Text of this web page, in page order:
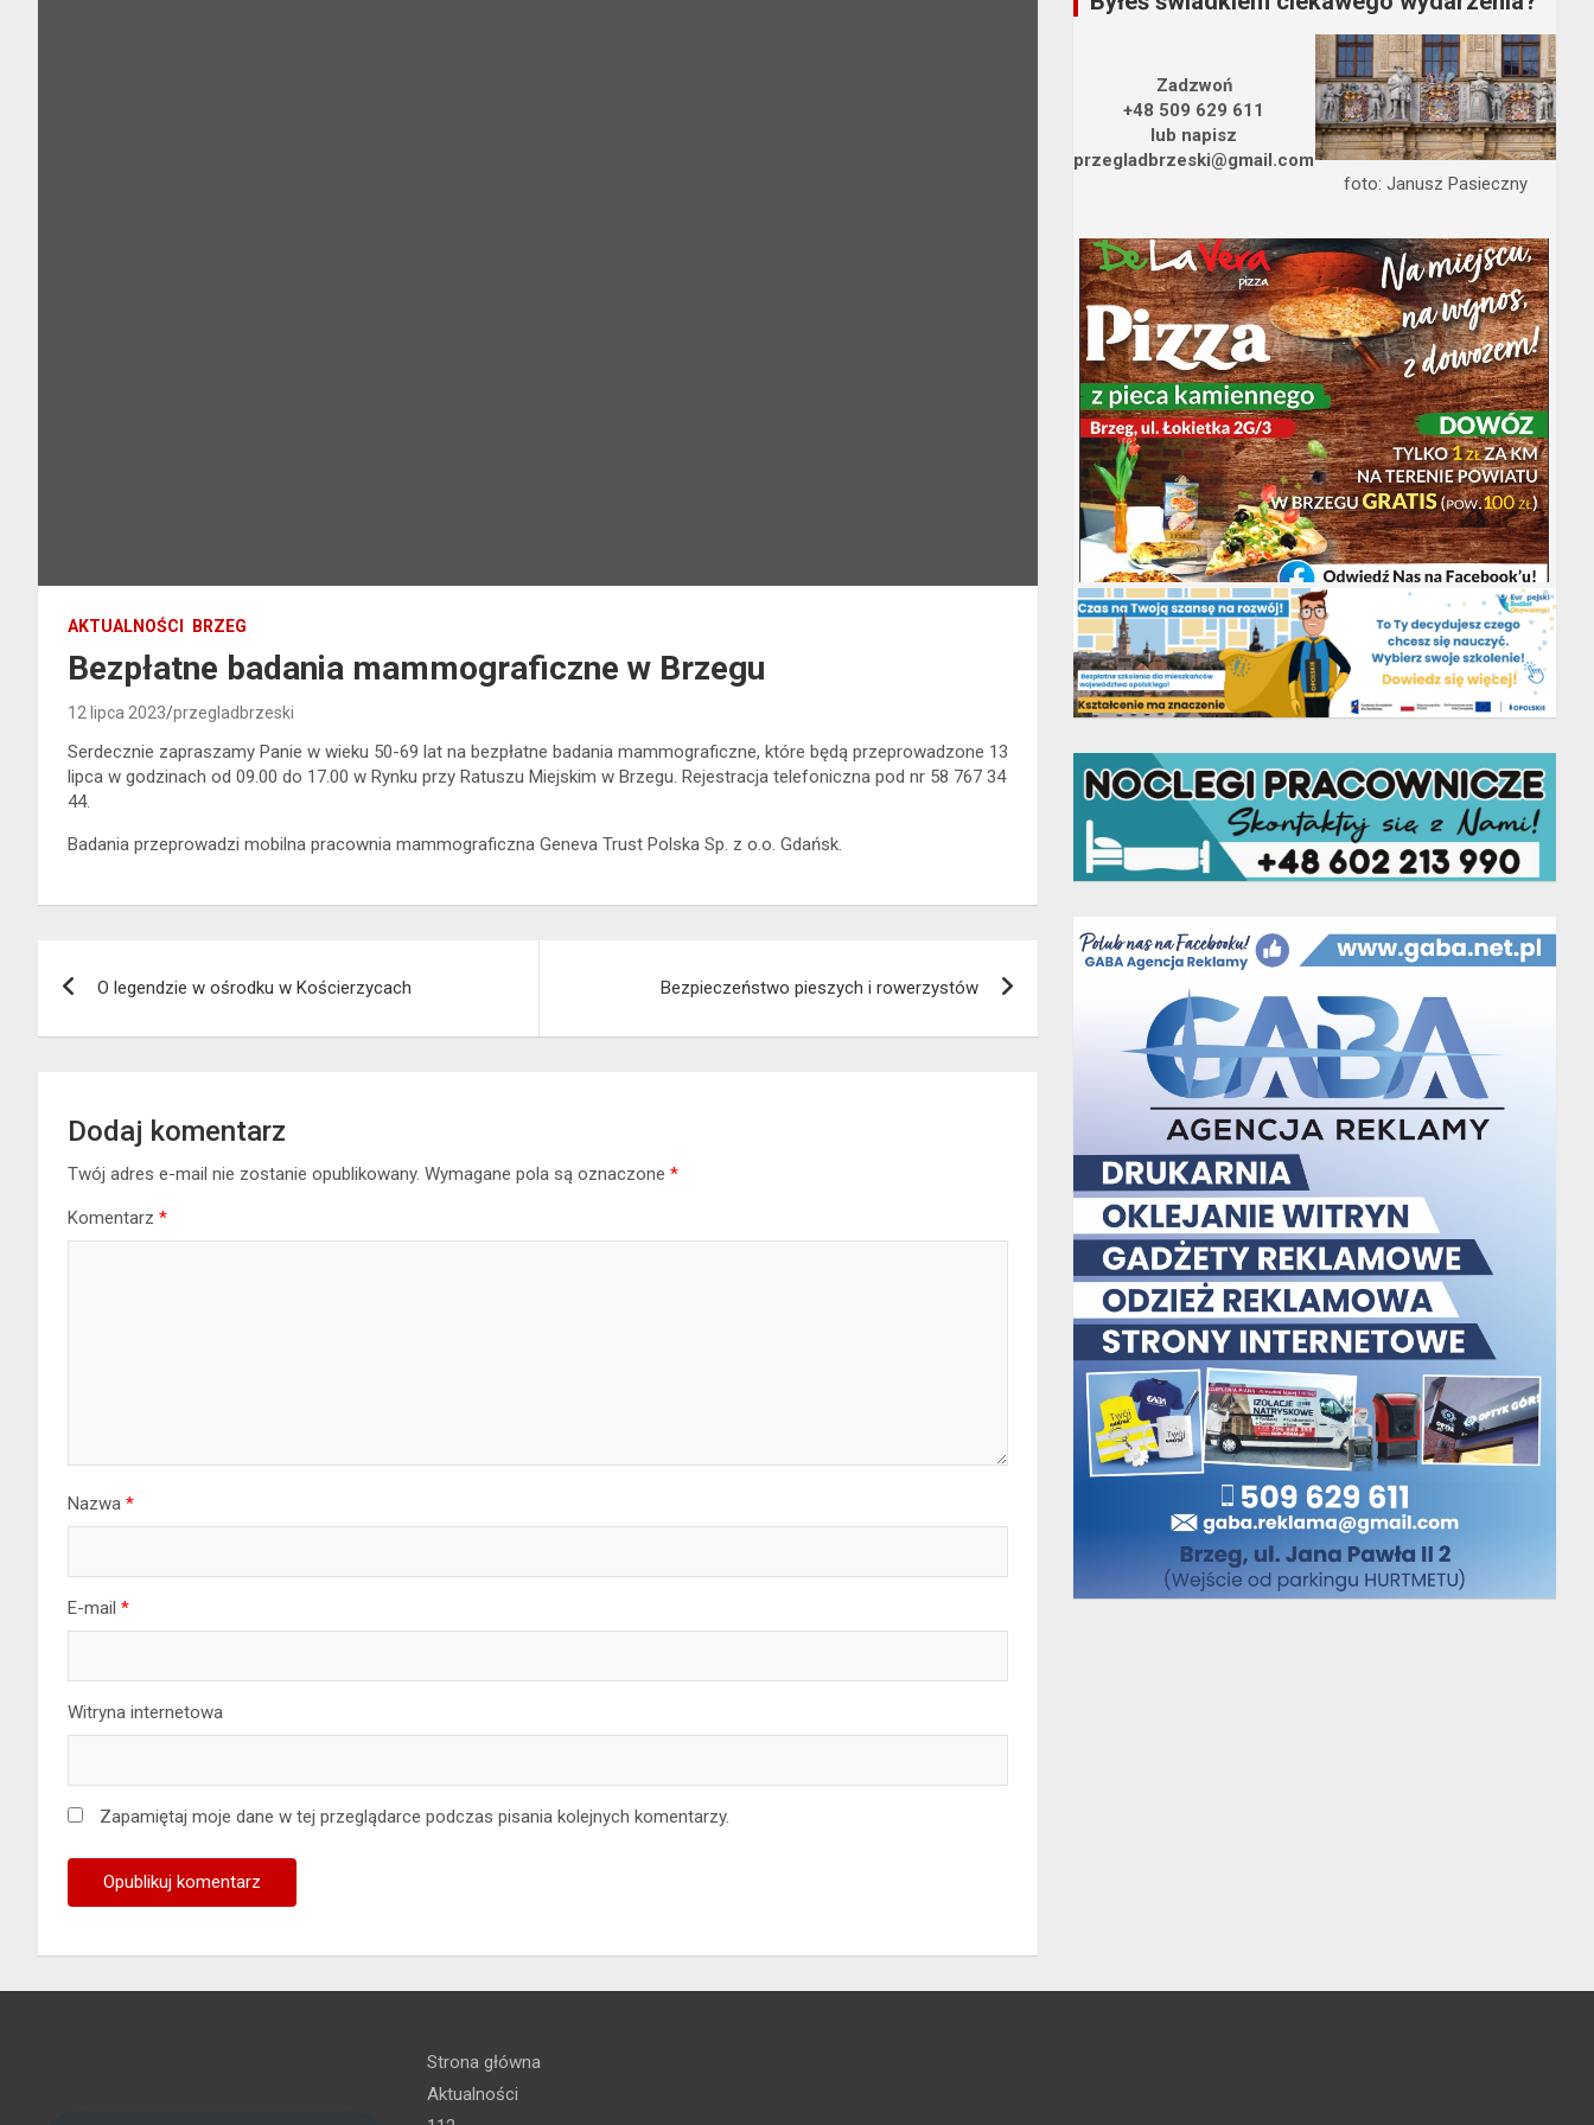
AKTUALNOŚCI BRZEG
Bezpłatne badania mammograficzne w Brzegu
12 lipca 2023 przegladbrzeski
Serdecznie zapraszamy Panie w wieku 50-69 lat na bezpłatne badania mammograficzne, które będą przeprowadzone 13
lipca w godzinach od 09.00 do 17.00 w Rynku przy Ratuszu Miejskim w Brzegu. Rejestracja telefoniczna pod nr 58 767 34
44.
Badania przeprowadzi mobilna pracownia mammograficzna Geneva Trust Polska Sp. z o.o. Gdańsk.
wpisu
O legendzie w ośrodku w Kościerzycach Bezpieczeństwo pieszych i rowerzystów
Dodaj komentarz
Twój adres e-mail nie zostanie opublikowany. Wymagane pola są oznaczone *
Komentarz *
Nazwa *
E-mail *
Witryna internetowa
Zapamiętaj moje dane w tej przeglądarce podczas pisania kolejnych komentarzy.
Zadzwoń
+48 509 629 611
lub napisz
przegladbrzeski@gmail.com
foto: Janusz Pasieczny
Strona główna
Aktualności